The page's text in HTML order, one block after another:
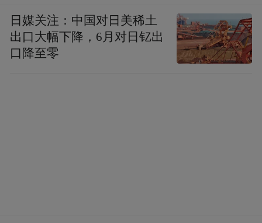
日媒关注：中国对日美稀土
出口大幅下降，6月对日钇出
口降至零